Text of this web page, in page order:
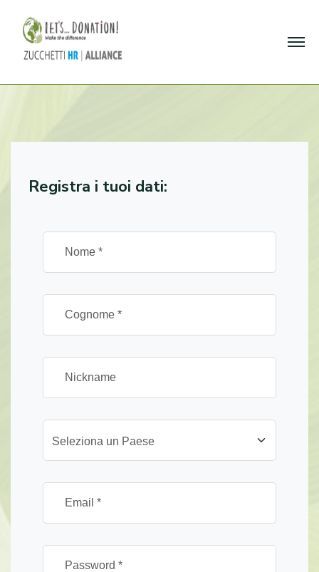
Registra i tuoi dati:
Seleziona un Paese